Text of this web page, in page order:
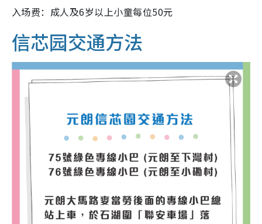
入场费：成人及6岁以上小童每位50元
信芯园交通方法